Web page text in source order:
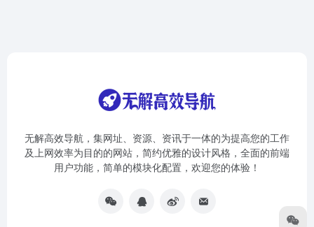
无解高效导航，集网址、资源、资讯于一体的为提高您的工作
及上网效率为目的的网站，简约优雅的设计风格，全面的前端
用户功能，简单的模块化配置，欢迎您的体验！